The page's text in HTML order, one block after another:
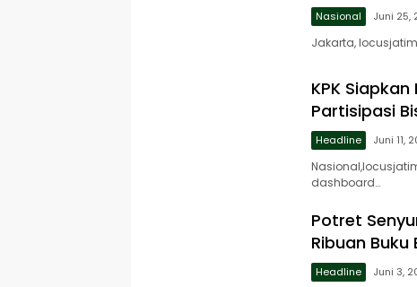
Nasional Juni 25,
Jakarta,
KPK
Partisipasi
Headline Juni 11,
dashboard…
Potret
Ribuan Buku
Headline Juni 3,